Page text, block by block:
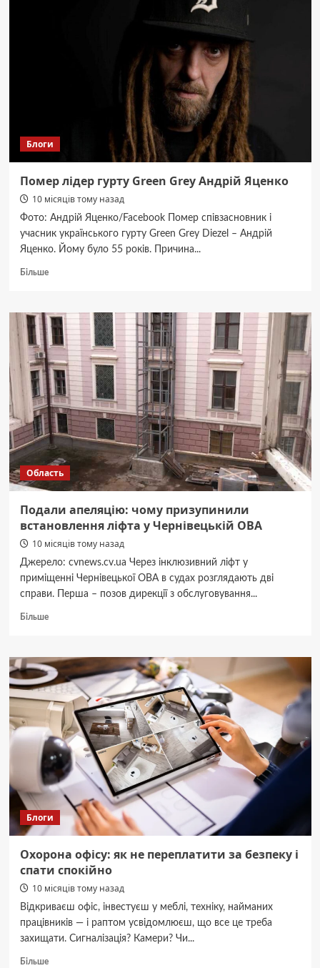
Блоги
Помер лідер гурту Green Grey Андрій Яценко
10 місяців тому назад
Фото: Андрій Яценко/Facebook Помер співзасновник і
учасник українського гурту Green Grey Diezel – Андрій
Яценко. Йому було 55 років. Причина...
БільшеДокладніше
лідер
гурту
Green
Grey
Андрій
Яценко
Область
Подали апеляцію: чому призупинили
встановлення ліфта у Чернівецькій ОВА
10 місяців тому назад
Джерело: cvnews.cv.ua Через інклюзивний ліфт у
приміщенні Чернівецької ОВА в судах розглядають дві
справи. Перша – позов дирекції з обслуговування...
БільшеДокладніше
апеляцію:
чому
призупинили
встановлення
ліфта
у
Чернівецькій
ОВА
Блоги
Охорона офісу: як не переплатити за безпеку і
спати спокійно
10 місяців тому назад
Відкриваєш офіс, інвестуєш у меблі, техніку, найманих
працівників — і раптом усвідомлюєш, що все це треба
захищати. Сигналізація? Камери? Чи...
БільшеДокладніше